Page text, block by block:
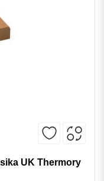
UK Thermory